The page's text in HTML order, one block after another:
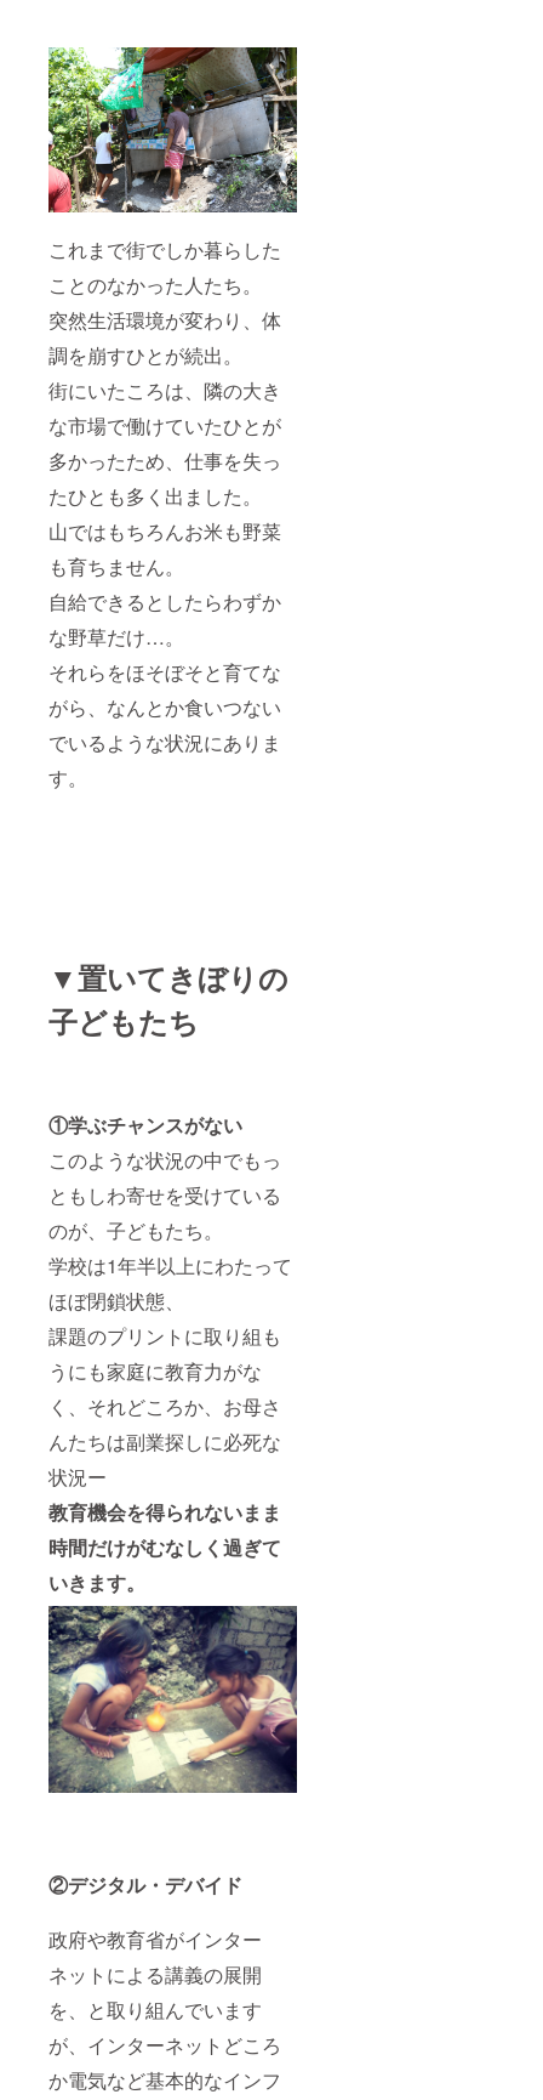
これまで街でしか暮らした
ことのなかった人たち。
突然生活環境が変わり、体
調を崩すひとが続出。
街にいたころは、隣の大き
な市場で働けていたひとが
多かったため、仕事を失っ
たひとも多く出ました。
山ではもちろんお米も野菜
も育ちません。
自給できるとしたらわずか
な野草だけ…。
それらをほそぼそと育てな
がら、なんとか食いつない
でいるような状況にありま
す。
▼置いてきぼりの
子どもたち
①学ぶチャンスがない
このような状況の中でもっ
ともしわ寄せを受けている
のが、子どもたち。
学校は1年半以上にわたって
ほぼ閉鎖状態、
課題のプリントに取り組も
うにも家庭に教育力がな
く、それどころか、お母さ
んたちは副業探しに必死な
状況ー
教育機会を得られないまま
時間だけがむなしく過ぎて
いきます。
②デジタル・デバイド
政府や教育省がインター
ネットによる講義の展開
を、と取り組んでいます
が、インターネットどころ
か電気など基本的なインフ